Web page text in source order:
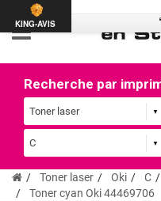
Recherche par
Toner laser Oki C
Toner cyan Oki 44469706
KING-AVIS